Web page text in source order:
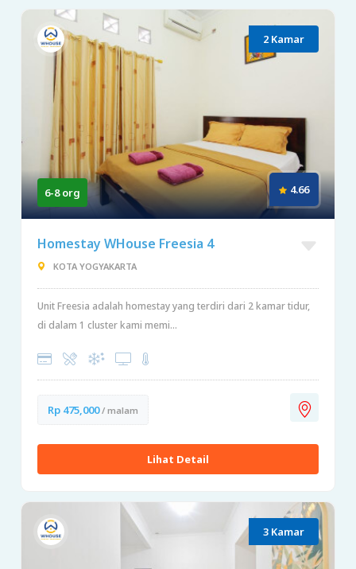
2 Kamar
6-8 org 4.66
Homestay WHouse Freesia 4
KOTA YOGYAKARTA
Unit Freesia adalah homestay yang terdiri dari 2 kamar tidur,
di dalam 1 cluster kami memi...
Rp 475,000/ malam
Lihat Detail
3 Kamar